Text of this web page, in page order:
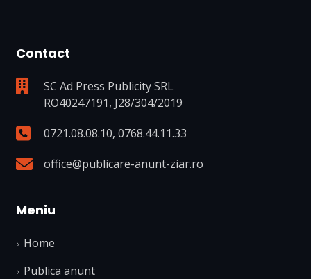
Contact
SC Ad Press Publicity SRL
RO40247191, J28/304/2019
0721.08.08.10, 0768.44.11.33
office@publicare-anunt-ziar.ro
Meniu
Home
Publica anunt